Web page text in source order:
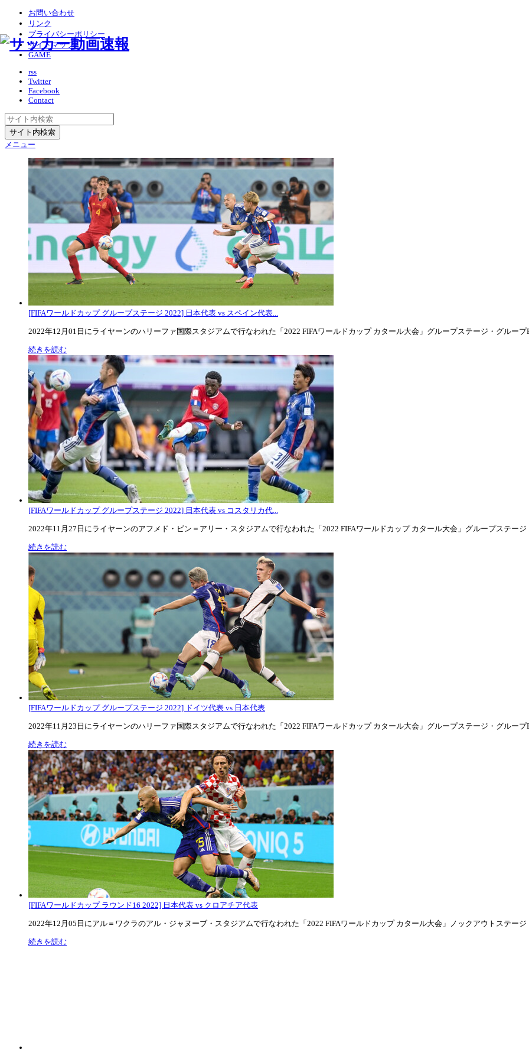
お問い合わせ
リンク
プライバシーポリシー
サイトマップ
GAME
rss
Twitter
Facebook
Contact
メニュー
[FIFAワールドカップ グループステージ 2022] 日本代表 vs スペイン代表...
2022年12月01日にライヤーンのハリーファ国際スタジアムで行なわれた「2022 FIFAワールドカップ カタール大会」グループステージ・グループ
続きを読む
[FIFAワールドカップ グループステージ 2022] 日本代表 vs コスタリカ代...
2022年11月27日にライヤーンのアフメド・ビン＝アリー・スタジアムで行なわれた「2022 FIFAワールドカップ カタール大会」グループステージ
続きを読む
[FIFAワールドカップ グループステージ 2022] ドイツ代表 vs 日本代表
2022年11月23日にライヤーンのハリーファ国際スタジアムで行なわれた「2022 FIFAワールドカップ カタール大会」グループステージ・グループ
続きを読む
[FIFAワールドカップ ラウンド16 2022] 日本代表 vs クロアチア代表
2022年12月05日にアル＝ワクラのアル・ジャヌーブ・スタジアムで行なわれた「2022 FIFAワールドカップ カタール大会」ノックアウトステージ
続きを読む